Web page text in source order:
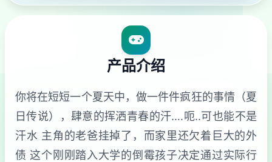
产品介绍
你将在短短一个夏天中，做一件件疯狂的事情（夏
日传说），肆意的挥洒青春的汗….呃..可也能不是
汗水 主角的老爸挂掉了，而家里还欠着巨大的外
债 这个刚刚踏入大学的倒霉孩子决定通过实际行